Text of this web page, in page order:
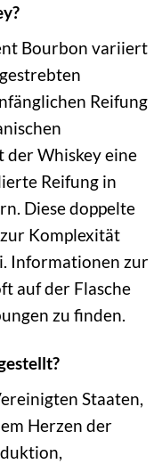
Bourbon variiert
Reifung
Whiskey eine
Reifung in
Diese doppelte
Komplexität
Informationen zur
auf der Flasche
zu finden.
Staaten,
Herzen der